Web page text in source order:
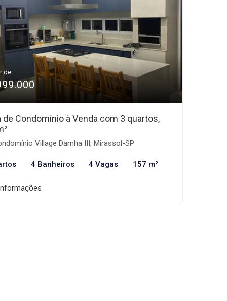
de:
de Condomínio à Venda com 3 quartos,
Village Damha III, Mirassol-SP
4 Banheiros 4 Vagas 157 m²